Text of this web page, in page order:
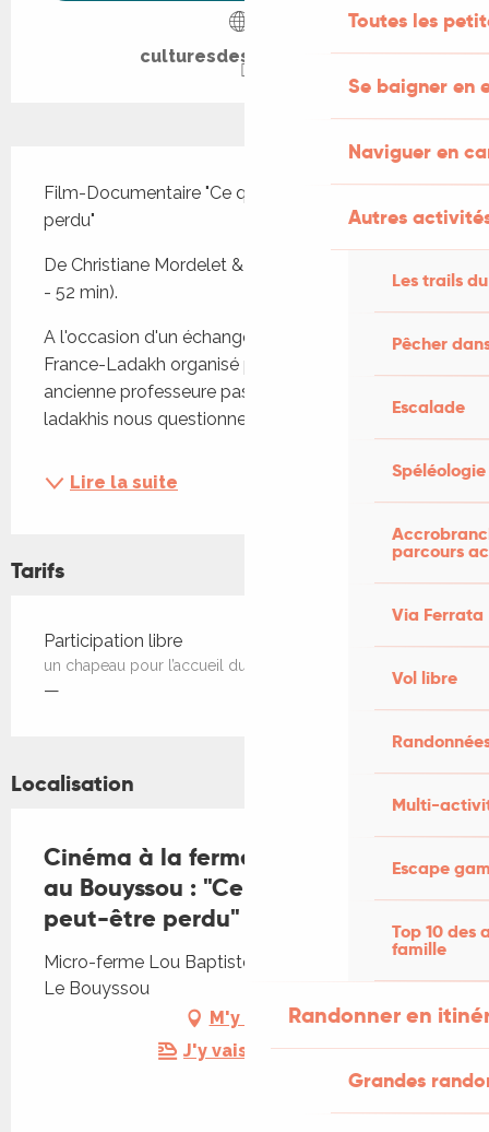
Toutes les
Se baigner en
Naviguer en
Autres
Les trails
Pêcher
Escalade
Spéléologie
parcours
Via Ferrata
Vol libre
Multi-
Escape
Top 10 des
famille
Randonner en
Grandes
culturesdesdemains.fr
Film-Documentaire "Ce que nous avons peut-être
perdu"
De Christiane Mordelet & Stanzin Dorjai Gya (2012
- 52 min).
A l'occasion d'un échange scolaire et culturel
France-Ladakh organisé par Christiane Mordelet,
ancienne professeure passionnée, des enfants
ladakhis nous questionnent et nous renvoient...
Lire la suite
Tarifs
Tarifs 2026
Participation libre
un chapeau pour l’accueil du lieu
—
Localisation
Cinéma à la ferme Lou Baptistou
au Bouyssou : "Ce que nous avons
peut-être perdu"
Micro-ferme Lou Baptistou, La Grassetie, 46120
Le Bouyssou
M'y rendre
J'y vais en train !